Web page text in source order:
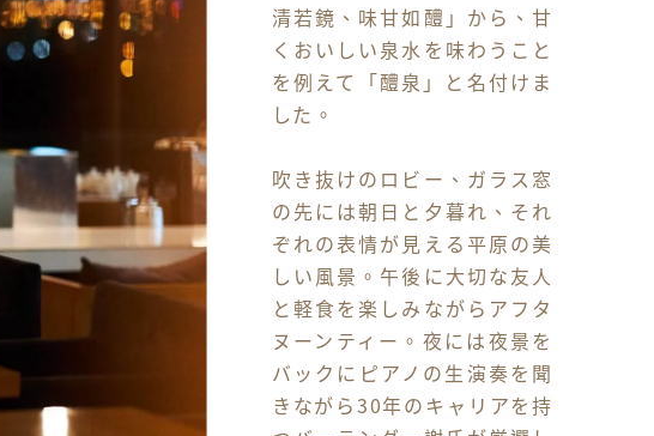
清若鏡、味甘如醴」から、甘
くおいしい泉水を味わうこと
を例えて「醴泉」と名付けま
した。
吹き抜けのロビー、ガラス窓
の先には朝日と夕暮れ、それ
ぞれの表情が見える平原の美
しい風景。午後に大切な友人
と軽食を楽しみながらアフタ
ヌーンティー。夜には夜景を
バックにピアノの生演奏を聞
きながら30年のキャリアを持